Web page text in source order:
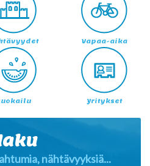
Vapaa-aika
Yritykset
nähtävyyksiä...